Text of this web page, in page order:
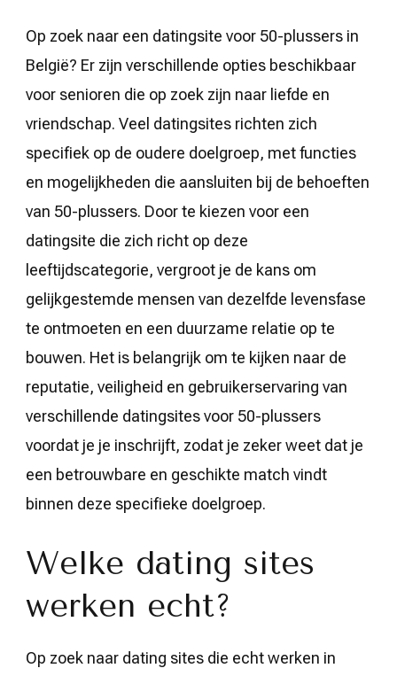
Op zoek naar een datingsite voor 50-plussers in
België? Er zijn verschillende opties beschikbaar
voor senioren die op zoek zijn naar liefde en
vriendschap. Veel datingsites richten zich
specifiek op de oudere doelgroep, met functies
en mogelijkheden die aansluiten bij de behoeften
van 50-plussers. Door te kiezen voor een
datingsite die zich richt op deze
leeftijdscategorie, vergroot je de kans om
gelijkgestemde mensen van dezelfde levensfase
te ontmoeten en een duurzame relatie op te
bouwen. Het is belangrijk om te kijken naar de
reputatie, veiligheid en gebruikerservaring van
verschillende datingsites voor 50-plussers
voordat je je inschrijft, zodat je zeker weet dat je
een betrouwbare en geschikte match vindt
binnen deze specifieke doelgroep.
Welke dating sites
werken echt?
Op zoek naar dating sites die echt werken in